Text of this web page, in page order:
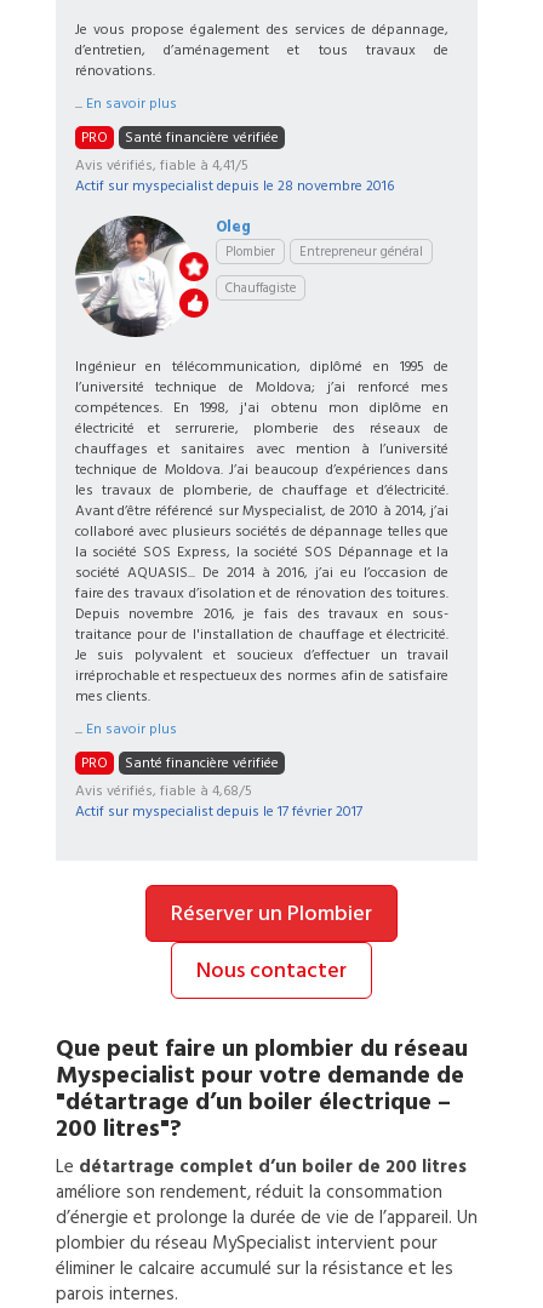
Je vous propose également des services de dépannage,
d’entretien, d’aménagement et tous travaux de
rénovations.
... En savoir plus
PRO
Santé financière vérifiée
Avis vérifiés, fiable à 4,41/5
Actif sur myspecialist depuis le 28 novembre 2016
Oleg
Plombier
Entrepreneur général
Chauffagiste
Ingénieur en télécommunication, diplômé en 1995 de
l’université technique de Moldova; j’ai renforcé mes
compétences. En 1998, j'ai obtenu mon diplôme en
électricité et serrurerie, plomberie des réseaux de
chauffages et sanitaires avec mention à l’université
technique de Moldova. J’ai beaucoup d’expériences dans
les travaux de plomberie, de chauffage et d’électricité.
Avant d’être référencé sur Myspecialist, de 2010 à 2014, j’ai
collaboré avec plusieurs sociétés de dépannage telles que
la société SOS Express, la société SOS Dépannage et la
société AQUASIS... De 2014 à 2016, j’ai eu l’occasion de
faire des travaux d’isolation et de rénovation des toitures.
Depuis novembre 2016, je fais des travaux en sous-
traitance pour de l'installation de chauffage et électricité.
Je suis polyvalent et soucieux d’effectuer un travail
irréprochable et respectueux des normes afin de satisfaire
mes clients.
... En savoir plus
PRO
Santé financière vérifiée
Avis vérifiés, fiable à 4,68/5
Actif sur myspecialist depuis le 17 février 2017
Réserver un Plombier
Nous contacter
Que peut faire un plombier du réseau
Myspecialist pour votre demande de
"détartrage d’un boiler électrique –
200 litres"?
Le détartrage complet d’un boiler de 200 litres
améliore son rendement, réduit la consommation
d’énergie et prolonge la durée de vie de l’appareil. Un
plombier du réseau MySpecialist intervient pour
éliminer le calcaire accumulé sur la résistance et les
parois internes.